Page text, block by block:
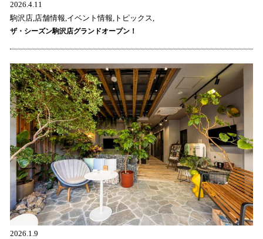
2026.4.11
駒沢店,店舗情報,イベント情報,トピックス,
ザ・シーズン駒沢店グランドオープン！
2026.1.9